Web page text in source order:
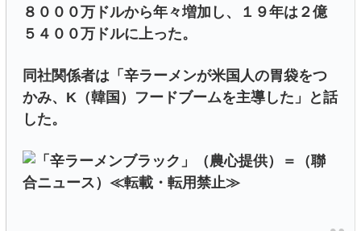
８０００万ドルから年々増加し、１９年は２億
５４００万ドルに上った。
同社関係者は「辛ラーメンが米国人の胃袋をつ
かみ、K（韓国）フードブームを主導した」と話
した。